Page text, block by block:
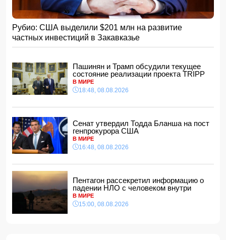
Умер отец Лионеля Месси
15:28, 08.08.2026
Хикмет Гаджиев: Ильхам Алиев одержал победу и в
войне, и в мире- ВИДЕО
15:08, 08.08.2026
Пентагон рассекретил информацию о падении НЛО с
человеком внутри
15:00, 08.08.2026
Белый, черный или яркий: психолог объяснила, как цвет
14:48, 08.08.2026
Зеленский встретился с Вучичем
14:40, 08.08.2026
В Азербайджане ожидается жара до 41 градуса —
объявлено предупреждение
14:34, 08.08.2026
В Агдашском районе расследуется конфликт, связанный
с церемонией помолвки с участием
несовершеннолетней
14:28, 08.08.2026
Найдено тело утонувшего в море 16-летнего юноши
Рубио: США выделили $201 млн на развитие
частных инвестиций в Закавказье
Пашинян и Трамп обсудили текущее
состояние реализации проекта TRIPP
В МИРЕ
18:48, 08.08.2026
Сенат утвердил Тодда Бланша на пост
генпрокурора США
В МИРЕ
16:48, 08.08.2026
Пентагон рассекретил информацию о
падении НЛО с человеком внутри
В МИРЕ
15:00, 08.08.2026